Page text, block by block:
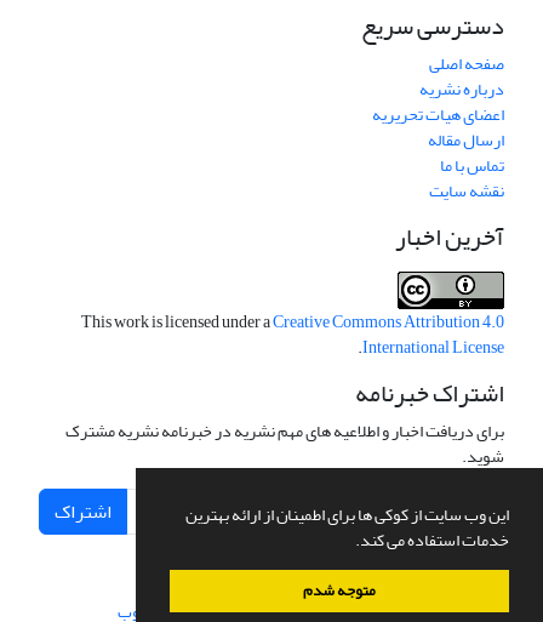
این وب سایت از کوکی ها برای اطمینان از ارائه بهترین
خدمات استفاده می کند.
متوجه شدم
دسترسی سریع
صفحه اصلی
درباره نشریه
اعضای هیات تحریریه
ارسال مقاله
تماس با ما
نقشه سایت
آخرین اخبار
This work is licensed under aCreative Commons Attribution 4.0
International License
.
اشتراک خبرنامه
برای دریافت اخبار و اطلاعیه های مهم نشریه در خبرنامه نشریه مشترک
شوید.
اشتراک
سامانه مدیریت نشریات علمی.طراحی و پیاده سازی از سیناوب